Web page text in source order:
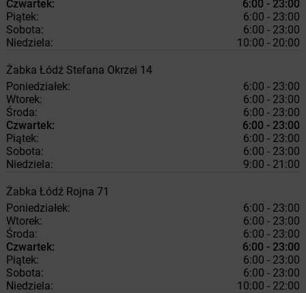
Czwartek:
6:00 - 23:00
Piątek:
6:00 - 23:00
Sobota:
6:00 - 23:00
Niedziela:
10:00 - 20:00
Żabka Łódź Stefana Okrzei 14
Poniedziałek:
6:00 - 23:00
Wtorek:
6:00 - 23:00
Środa:
6:00 - 23:00
Czwartek:
6:00 - 23:00
Piątek:
6:00 - 23:00
Sobota:
6:00 - 23:00
Niedziela:
9:00 - 21:00
Żabka Łódź Rojna 71
Poniedziałek:
6:00 - 23:00
Wtorek:
6:00 - 23:00
Środa:
6:00 - 23:00
Czwartek:
6:00 - 23:00
Piątek:
6:00 - 23:00
Sobota:
6:00 - 23:00
Niedziela:
10:00 - 22:00